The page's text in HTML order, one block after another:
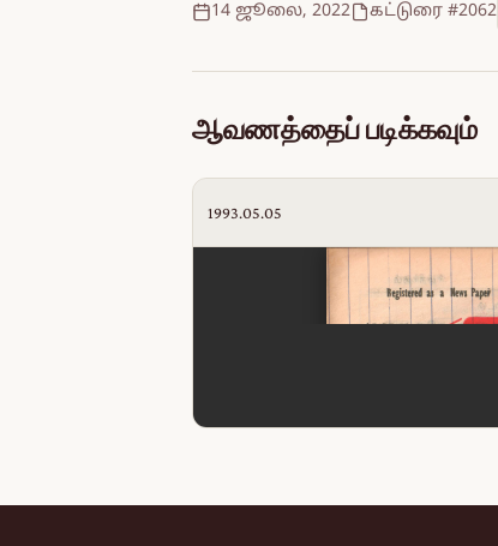
14 ஜூலை, 2022 கட்டுரை #2062
ஆவணத்தைப் படிக்கவும்
1993.05.05